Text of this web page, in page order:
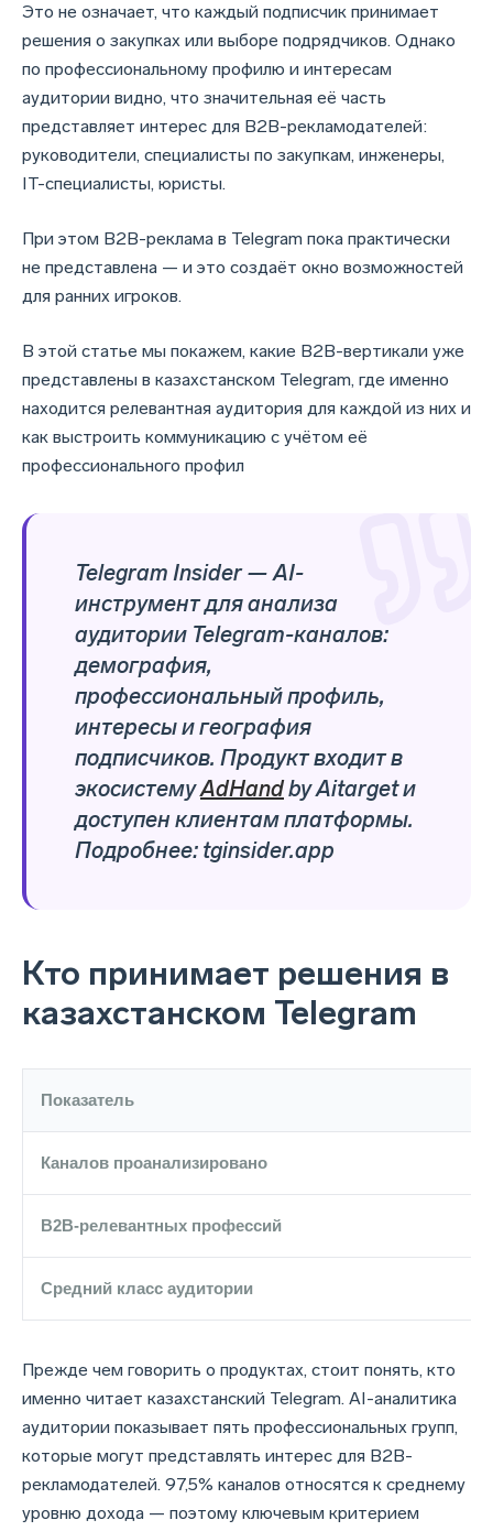
Это не означает, что каждый подписчик принимает
решения о закупках или выборе подрядчиков. Однако
по профессиональному профилю и интересам
аудитории видно, что значительная её часть
представляет интерес для B2B-рекламодателей:
руководители, специалисты по закупкам, инженеры,
IT-специалисты, юристы.
При этом B2B-реклама в Telegram пока практически
не представлена — и это создаёт окно возможностей
для ранних игроков.
В этой статье мы покажем, какие B2B-вертикали уже
представлены в казахстанском Telegram, где именно
находится релевантная аудитория для каждой из них и
как выстроить коммуникацию с учётом её
профессионального профил
Telegram Insider — AI-
инструмент для анализа
аудитории Telegram-каналов:
демография,
профессиональный профиль,
интересы и география
подписчиков. Продукт входит в
экосистемуAdHandby Aitarget и
доступен клиентам платформы.
Подробнее: tginsider.app
Кто принимает решения в
казахстанском Telegram
Показатель
Каналов проанализировано
B2B-релевантных профессий
Средний класс аудитории
Прежде чем говорить о продуктах, стоит понять, кто
именно читает казахстанский Telegram. AI-аналитика
аудитории показывает пять профессиональных групп,
которые могут представлять интерес для B2B-
рекламодателей. 97,5% каналов относятся к среднему
уровню дохода — поэтому ключевым критерием